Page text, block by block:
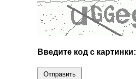
Введите код с картинки:
Отправить